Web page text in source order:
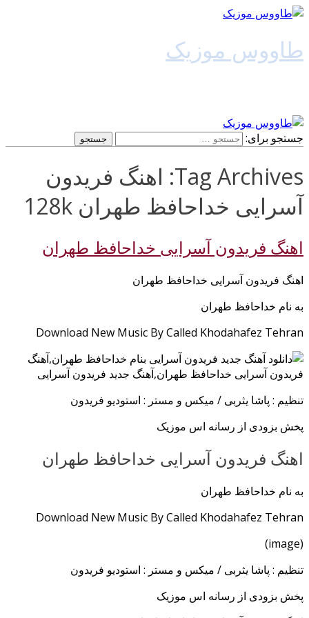
طاووس موزیک
جستجو برای:
Tag Archives: اهنگ فریدون
آسرایی خداحافظ طهران 128k
اهنگ فریدون آسرایی خداحافظ طهران
اهنگ فریدون آسرایی خداحافظ طهران
به نام خداحافظ طهران
Download New Music ByCalled Khodahafez Tehran
تنظیم : پاشا یثربی / میکس و مستر : استودیو فریدون
پخش بزودی از رسانه اس موزیک
اهنگ فریدون آسرایی خداحافظ طهران
به نام خداحافظ طهران
Download New Music ByCalled Khodahafez Tehran
(image)
تنظیم : پاشا یثربی / میکس و مستر : استودیو فریدون
پخش بزودی از رسانه اس موزیک